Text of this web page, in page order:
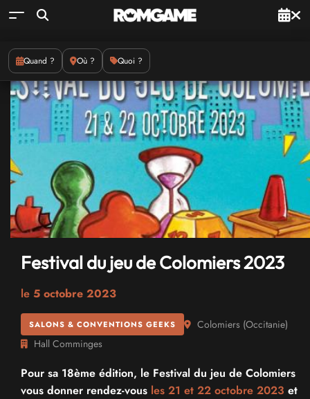
Quand ? Où ? Quoi ?
Festival du jeu de Colomiers 2023
le 5 octobre 2023
SALONS & CONVENTIONS GEEKS Colomiers (Occitanie)
Hall Comminges
Pour sa 18ème édition, le Festival du jeu de Colomiers
vous donner rendez-vous les 21 et 22 octobre 2023 et